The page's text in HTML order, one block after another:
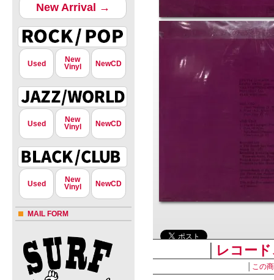
New Arrival →
Used
New
Vinyl
NewCD
Used
New
Vinyl
NewCD
Used
New
Vinyl
NewCD
MAIL FORM
レコー
この